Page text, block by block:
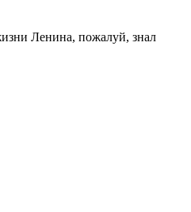
Ленина, пожалуй, знал